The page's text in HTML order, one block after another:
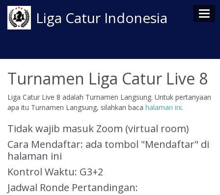
Liga Catur Indonesia
Turnamen Liga Catur Live 8
Liga Catur Live 8 adalah Turnamen Langsung. Untuk pertanyaan
apa itu Turnamen Langsung, silahkan baca halaman ini.
Tidak wajib masuk Zoom (virtual room)
Cara Mendaftar: ada tombol "Mendaftar" di
halaman ini
Kontrol Waktu: G3+2
Jadwal Ronde Pertandingan: